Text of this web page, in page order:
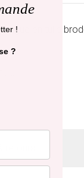
en tulle
!
?